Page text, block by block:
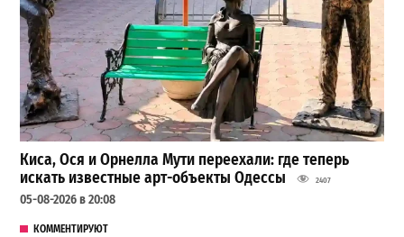
Киса, Ося и Орнелла Мути переехали: где теперь
искать известные арт-объекты Одессы
2407
05-08-2026 в 20:08
КОММЕНТИРУЮТ